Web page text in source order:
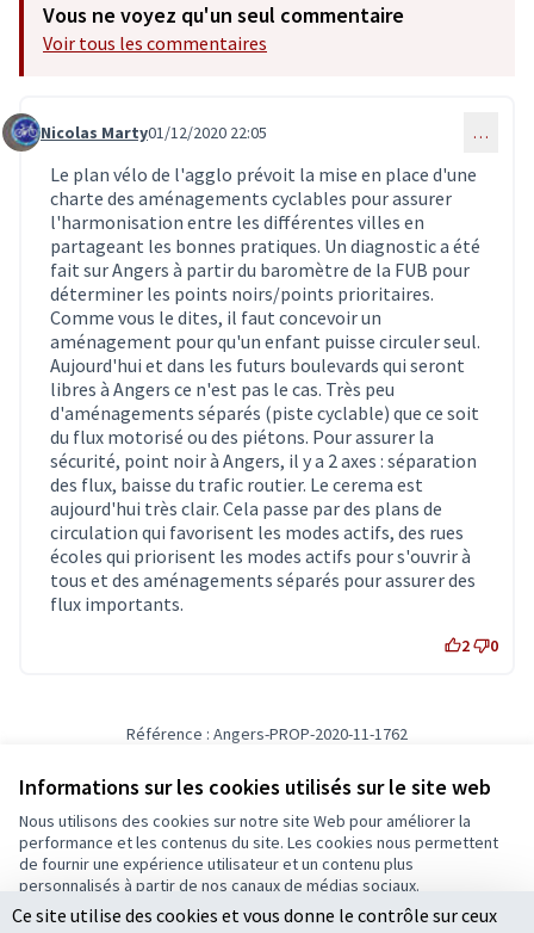
Informations sur les cookies utilisés sur le site web
Nous utilisons des cookies sur notre site Web pour améliorer la
performance et les contenus du site. Les cookies nous permettent
de fournir une expérience utilisateur et un contenu plus
personnalisés à partir de nos canaux de médias sociaux.
Tout accepter
Vous ne voyez qu'un seul commentaire
Voir tous les commentaires
Commentaire 2283 (réponse au commentaire 2282)
Nicolas Marty01/12/2020 22:05 …
Le plan vélo de l'agglo prévoit la mise en place d'une
charte des aménagements cyclables pour assurer
l'harmonisation entre les différentes villes en
partageant les bonnes pratiques. Un diagnostic a été
fait sur Angers à partir du baromètre de la FUB pour
déterminer les points noirs/points prioritaires.
Comme vous le dites, il faut concevoir un
aménagement pour qu'un enfant puisse circuler seul.
Aujourd'hui et dans les futurs boulevards qui seront
libres à Angers ce n'est pas le cas. Très peu
d'aménagements séparés (piste cyclable) que ce soit
du flux motorisé ou des piétons. Pour assurer la
sécurité, point noir à Angers, il y a 2 axes : séparation
des flux, baisse du trafic routier. Le cerema est
aujourd'hui très clair. Cela passe par des plans de
circulation qui favorisent les modes actifs, des rues
écoles qui priorisent les modes actifs pour s'ouvrir à
tous et des aménagements séparés pour assurer des
flux importants.
2 0
Référence : Angers-PROP-2020-11-1762
Conditions d'utilisation
Paramètres des cookies
Ecrivons Angers sur X
(Lien externe)
Ecrivons Angers sur Facebook
(Lien externe)
Ce site utilise des cookies et vous donne le contrôle sur ceux